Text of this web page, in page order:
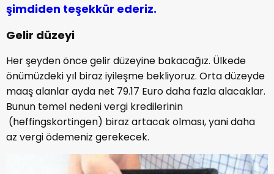
şimdiden teşekkür ederiz.
Gelir düzeyi
Her şeyden önce gelir düzeyine bakacağız. Ülkede
önümüzdeki yıl biraz iyileşme bekliyoruz. Orta düzeyde
maaş alanlar ayda net 79.17 Euro daha fazla alacaklar.
Bunun temel nedeni vergi kredilerinin
(heffingskortingen) biraz artacak olması, yani daha
az vergi ödemeniz gerekecek.